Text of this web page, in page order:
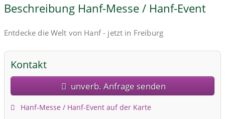
Beschreibung Hanf-Messe / Hanf-Event
Entdecke die Welt von Hanf - jetzt in Freiburg
Kontakt
unverb. Anfrage senden
Hanf-Messe / Hanf-Event auf der Karte